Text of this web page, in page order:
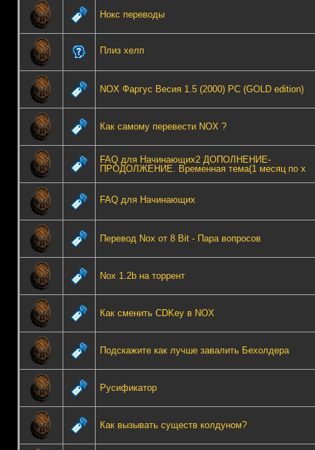
Нокс переводы
Плиз хелп
NOX Фаргус Весия 1.5 (2000) PC (GOLD edition)
Как самому перевести NOX ?
FAQ для Начинающих2 ДОПОЛНЕНИЕ-
ПРОДОЛЖЕНИЕ. Временная тема(1 месяц по х
FAQ для Начинающих
Перевод Nox от 8 Bit - Пара вопросов
Nox 1.2b на торрент
Как сменить CDKey в NOX
Подскажите как лучше завалить Бехолдера
Русификатор
Как вызывать существ колдуном?